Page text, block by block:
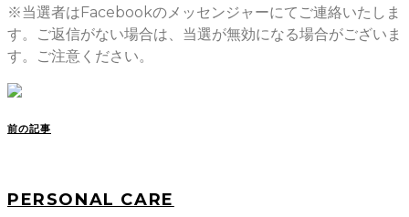
※当選者はFacebookのメッセンジャーにてご連絡いたしま
す。ご返信がない場合は、当選が無効になる場合がございま
す。ご注意ください。
前の記事
PERSONAL CARE